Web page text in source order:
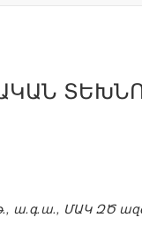
ա.գ.ա., ՄԱԿ ԶԾ